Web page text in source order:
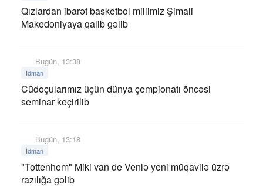
Qızlardan ibarət basketbol millimiz Şimali
Makedoniyaya qalib gəlib
Bugün, 13:38
İdman
Cüdoçularımız üçün dünya çempionatı öncəsi
seminar keçirilib
Bugün, 13:18
İdman
"Tottenhem" Miki van de Venlə yeni müqavilə üzrə
razılığa gəlib